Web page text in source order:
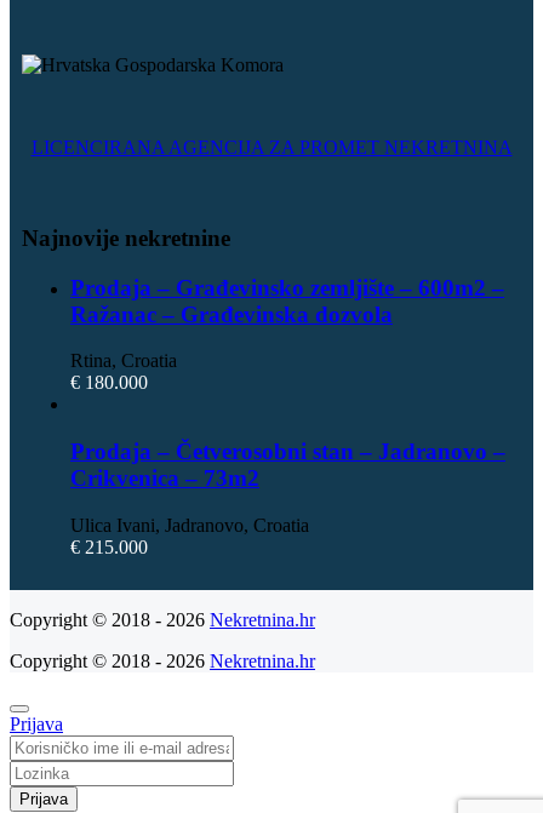
LICENCIRANA AGENCIJA ZA PROMET NEKRETNINA
Najnovije nekretnine
Prodaja – Građevinsko zemljište – 600m2 –
Ražanac – Građevinska dozvola
Rtina, Croatia
€ 180.000
Prodaja – Četverosobni stan – Jadranovo –
Crikvenica – 73m2
Ulica Ivani, Jadranovo, Croatia
€ 215.000
Copyright © 2018 - 2026 Nekretnina.hr
Copyright © 2018 - 2026 Nekretnina.hr
Prijava
Prijava